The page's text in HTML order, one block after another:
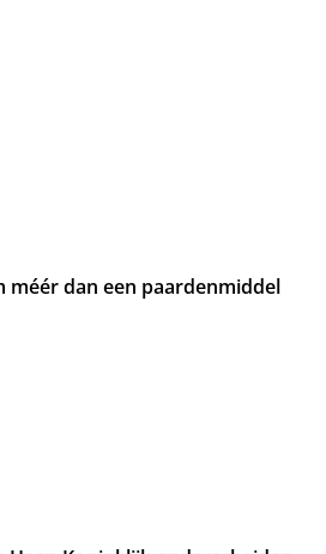
méér dan een paardenmiddel